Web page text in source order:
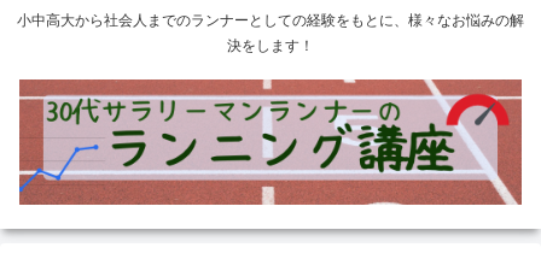
小中高大から社会人までのランナーとしての経験をもとに、様々なお悩みの解
決をします！